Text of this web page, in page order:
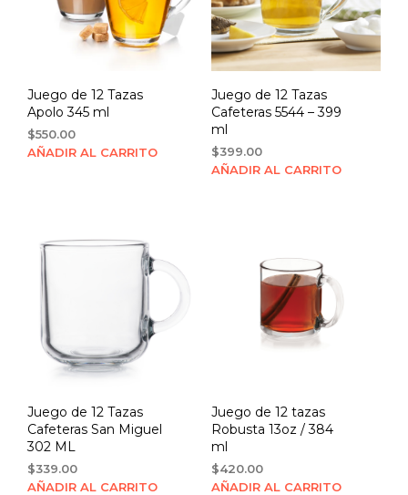
Juego de 12 Tazas
Apolo 345 ml
$550.00
AÑADIR AL CARRITO
Juego de 12 Tazas
Cafeteras 5544 – 399
ml
$399.00
AÑADIR AL CARRITO
Juego de 12 Tazas
Cafeteras San Miguel
302 ML
$339.00
AÑADIR AL CARRITO
Juego de 12 tazas
Robusta 13oz / 384
ml
$420.00
AÑADIR AL CARRITO